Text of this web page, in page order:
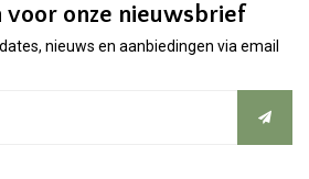
voor onze nieuwsbrief
nieuws en aanbiedingen via email